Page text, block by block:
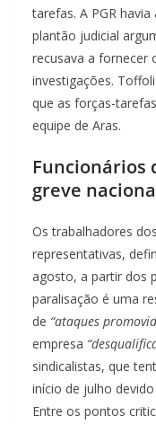
tarefas. A PGR
plantão judicial
recusava a fornecer
investigações.
que as forças-
equipe de Aras.
Funcionários
greve
Os trabalhadores
representativas,
agosto, a partir dos
paralisação é uma
de “ataques
empresa
sindicalistas, que
início de julho
Entre os pontos